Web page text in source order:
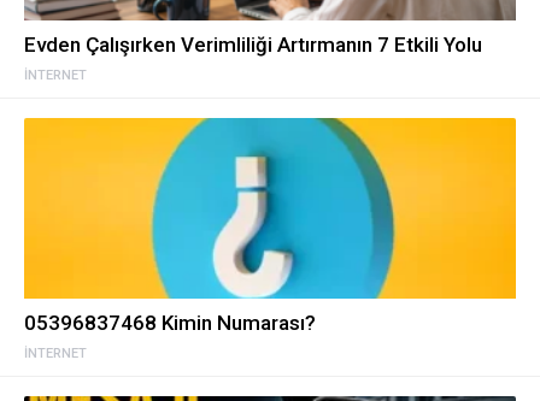
İNTERNET
Evden Çalışırken Verimliliği Artırmanın 7 Etkili Yolu
İNTERNET
05396837468 Kimin Numarası?